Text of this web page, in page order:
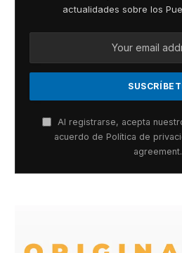
actualidades sobre los
Al registrarse, acepta
acuerdo de Política de
agreement.